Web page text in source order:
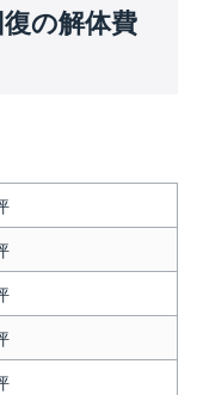
の解体費